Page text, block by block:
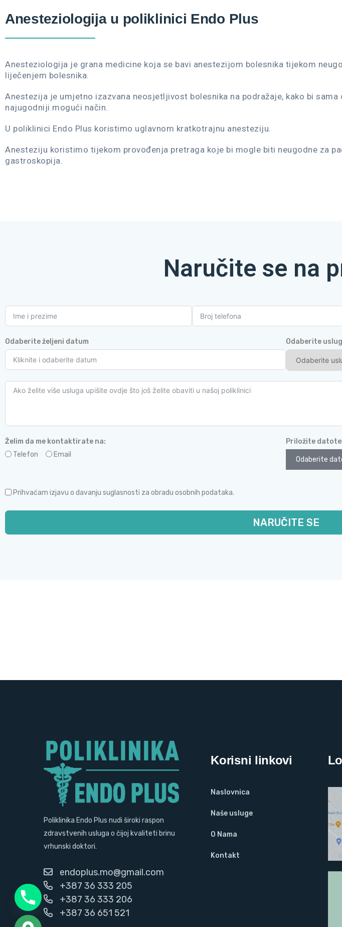
Anesteziologija u poliklinici Endo Plus
Anesteziologija je grana medicine koja se bavi anestezijom bolesnika tijekom
liječenjem bolesnika.
Anestezija je umjetno izazvana neosjetljivost bolesnika na podražaje, kako bi
najugodniji mogući način.
U poliklinici Endo Plus koristimo uglavnom kratkotrajnu anesteziju.
Anesteziju koristimo tijekom provođenja pretraga koje bi mogle biti neugodne za
gastroskopija.
Naručite se na
Odaberite željeni datum Odaberite
Želim da me kontaktirate na:
Telefon
Email
Priložite
Odaberite
Prihvaćam izjavu o davanju suglasnosti za obradu osobnih podataka.
NARUČITE SE
Poliklinika Endo Plus nudi široki raspon
zdravstvenih usluga o čijoj kvaliteti brinu
vrhunski doktori.
endoplus.mo@gmail.com
+387 36 333 205
+387 36 333 206
+387 36 651 521
Korisni linkovi
Naslovnica
Naše usluge
O Nama
Kontakt